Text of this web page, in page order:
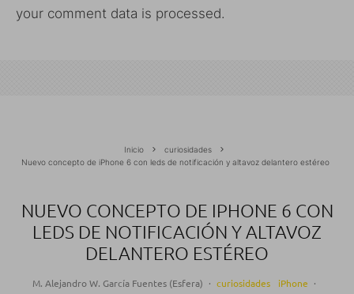
your comment data is processed.
Inicio
curiosidades
Nuevo concepto de iPhone 6 con leds de notificación y altavoz delantero estéreo
NUEVO CONCEPTO DE IPHONE 6 CON
LEDS DE NOTIFICACIÓN Y ALTAVOZ
DELANTERO ESTÉREO
M. Alejandro W. García Fuentes (Esfera) · curiosidades iPhone ·